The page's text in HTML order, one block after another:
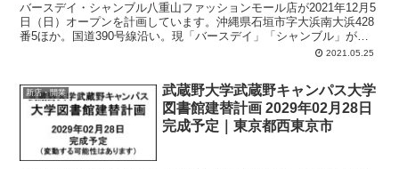
バースデイ・シャンブル八重山ファッションモール店が2021年12月5
日（日）オープンを計画しています。沖縄県石垣市字大浜南大浜428
番5ほか。国道390号線沿い。現「バースデイ」「シャンブル」が立
地している場所。建て替えリニューアル？？？オープンしてからまだ
2021.05.25
新店・開業
武蔵野大学武蔵野キャンパス大学
図書館建替計画 2029年02月28日
完成予定｜東京都西東京市